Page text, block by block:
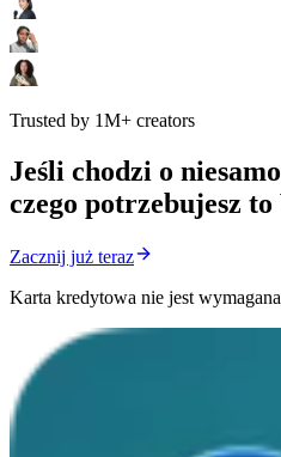
Trusted by 1M+ creators
Jeśli chodzi o
czego potrzebujesz
Zacznij już teraz
Karta kredytowa nie jest wymagana